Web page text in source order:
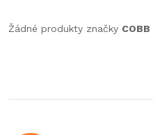
Žádné produkty značky COBB